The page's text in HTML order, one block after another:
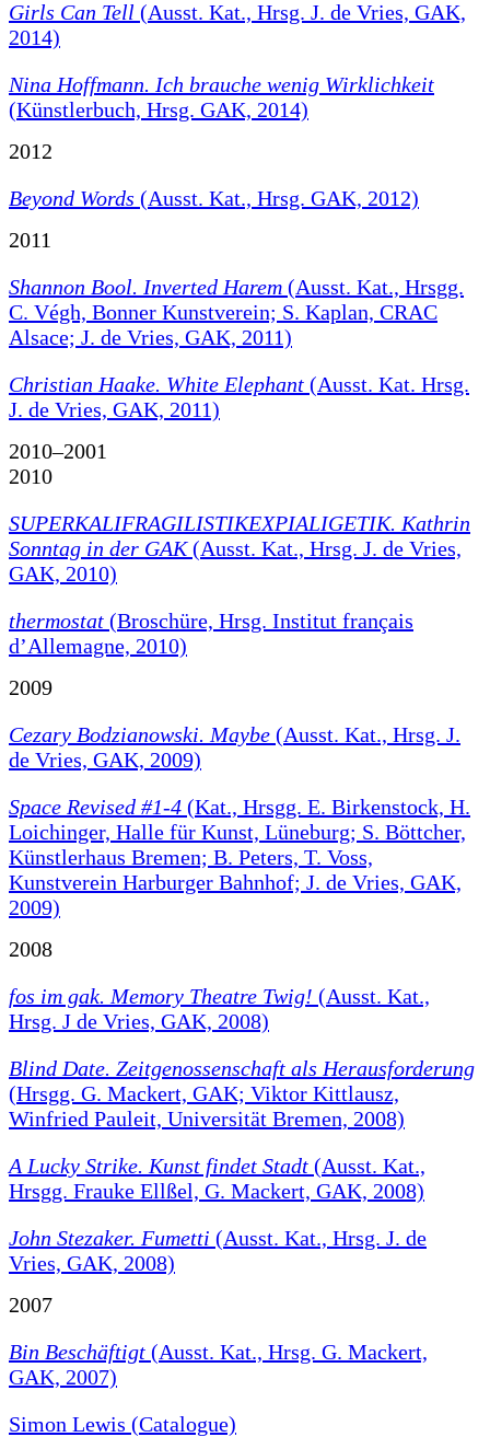
Girls Can Tell (Ausst. Kat., Hrsg. J. de Vries, GAK,
2014)
Nina Hoffmann. Ich brauche wenig Wirklichkeit
(Künstlerbuch, Hrsg. GAK, 2014)
2012
Beyond Words (Ausst. Kat., Hrsg. GAK, 2012)
2011
Shannon Bool. Inverted Harem (Ausst. Kat., Hrsgg.
C. Végh, Bonner Kunstverein; S. Kaplan, CRAC
Alsace; J. de Vries, GAK, 2011)
Christian Haake. White Elephant (Ausst. Kat. Hrsg.
J. de Vries, GAK, 2011)
2010–2001
2010
SUPERKALIFRAGILISTIKEXPIALIGETIK. Kathrin
Sonntag in der GAK(Ausst. Kat., Hrsg. J. de Vries,
GAK, 2010)
thermostat (Broschüre, Hrsg. Institut français
d’Allemagne, 2010)
2009
Cezary Bodzianowski. Maybe (Ausst. Kat., Hrsg. J.
de Vries, GAK, 2009)
Space Revised #1-4 (Kat., Hrsgg. E. Birkenstock, H.
Loichinger, Halle für Kunst, Lüneburg; S. Böttcher,
Künstlerhaus Bremen; B. Peters, T. Voss,
Kunstverein Harburger Bahnhof; J. de Vries, GAK,
2009)
2008
fos im gak. Memory Theatre Twig! (Ausst. Kat.,
Hrsg. J de Vries, GAK, 2008)
Blind Date. Zeitgenossenschaft als Herausforderung
(Hrsgg. G. Mackert, GAK; Viktor Kittlausz,
Winfried Pauleit, Universität Bremen, 2008)
A Lucky Strike. Kunst findet Stadt (Ausst. Kat.,
Hrsgg. Frauke Ellßel, G. Mackert, GAK, 2008)
John Stezaker. Fumetti (Ausst. Kat., Hrsg. J. de
Vries, GAK, 2008)
2007
Bin Beschäftigt (Ausst. Kat., Hrsg. G. Mackert,
GAK, 2007)
Simon Lewis (Catalogue)